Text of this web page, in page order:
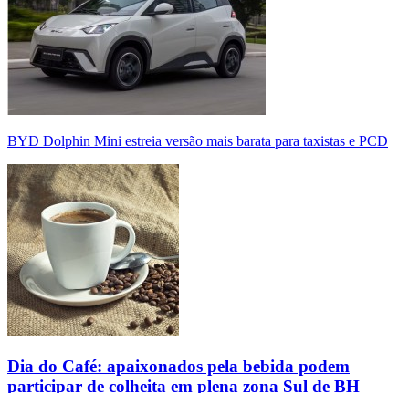
BYD Dolphin Mini estreia versão mais barata para taxistas e PCD
Dia do Café: apaixonados pela bebida podem
participar de colheita em plena zona Sul de BH